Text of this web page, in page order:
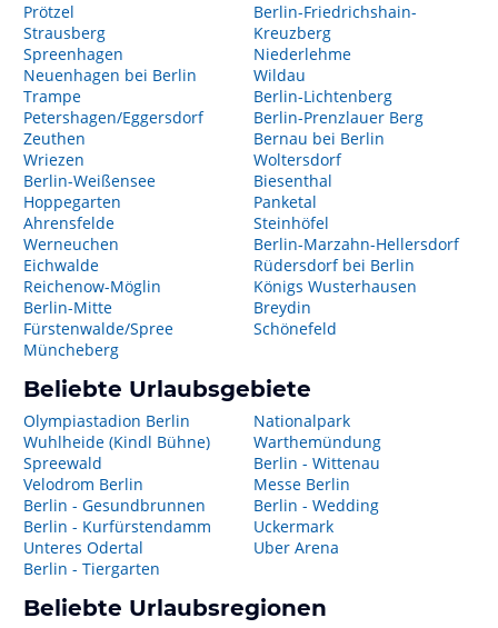
Prötzel
Strausberg
Spreenhagen
Neuenhagen bei Berlin
Trampe
Petershagen/Eggersdorf
Zeuthen
Wriezen
Berlin-Weißensee
Hoppegarten
Ahrensfelde
Werneuchen
Eichwalde
Reichenow-Möglin
Berlin-Mitte
Fürstenwalde/Spree
Müncheberg
Berlin-Friedrichshain-
Kreuzberg
Niederlehme
Wildau
Berlin-Lichtenberg
Berlin-Prenzlauer Berg
Bernau bei Berlin
Woltersdorf
Biesenthal
Panketal
Steinhöfel
Berlin-Marzahn-Hellersdorf
Rüdersdorf bei Berlin
Königs Wusterhausen
Breydin
Schönefeld
Beliebte Urlaubsgebiete
Olympiastadion Berlin
Wuhlheide (Kindl Bühne)
Spreewald
Velodrom Berlin
Berlin - Gesundbrunnen
Berlin - Kurfürstendamm
Unteres Odertal
Berlin - Tiergarten
Nationalpark
Warthemündung
Berlin - Wittenau
Messe Berlin
Berlin - Wedding
Uckermark
Uber Arena
Beliebte Urlaubsregionen